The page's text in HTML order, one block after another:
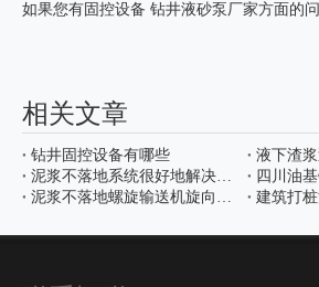
如果您有固控设备 钻井液砂泵厂家方面的
相关文章
钻井固控设备有哪些
泥浆不落地系统很好地解决了钻井液污染土地问题
四川油
泥浆不落地螺旋输送机旋向怎么确定
建筑打